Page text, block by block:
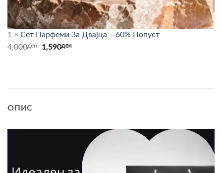
1 × Сет Парфеми За Двајца – 60% Попуст
4,000ден
Original
1,590денCurrent
ОПИС